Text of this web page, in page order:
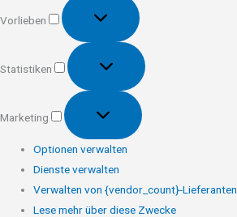
Vorlieben
Statistiken
Statistiken
Marketing
Marketing
Optionen verwalten
Dienste verwalten
Verwalten von {vendor_count}-Lieferanten
Lese mehr über diese Zwecke